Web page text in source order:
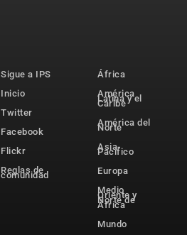
Sigue a IPS
Inicio
Twitter
Facebook
Flickr
Reglas de
comunidad
África
América
Latina y el
Caribe
América del
Norte
Asia-
Pacífico
Europa
Medio
Oriente y
Norte de
África
Mundo